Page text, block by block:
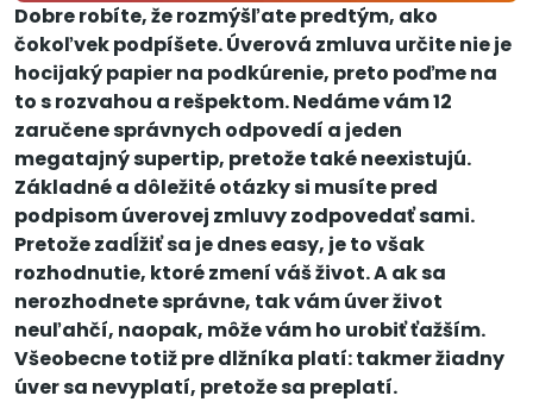
Dobre robíte, že rozmýšľate predtým, ako
čokoľvek podpíšete. Úverová zmluva určite nie je
hocijaký papier na podkúrenie, preto poďme na
to s rozvahou a rešpektom. Nedáme vám 12
zaručene správnych odpovedí a jeden
megatajný supertip, pretože také neexistujú.
Základné a dôležité otázky si musíte pred
podpisom úverovej zmluvy zodpovedať sami.
Pretože zadĺžiť sa je dnes easy, je to však
rozhodnutie, ktoré zmení váš život. A ak sa
nerozhodnete správne, tak vám úver život
neuľahčí, naopak, môže vám ho urobiť ťažším.
Všeobecne totiž pre dlžníka platí: takmer žiadny
úver sa nevyplatí, pretože sa preplatí.